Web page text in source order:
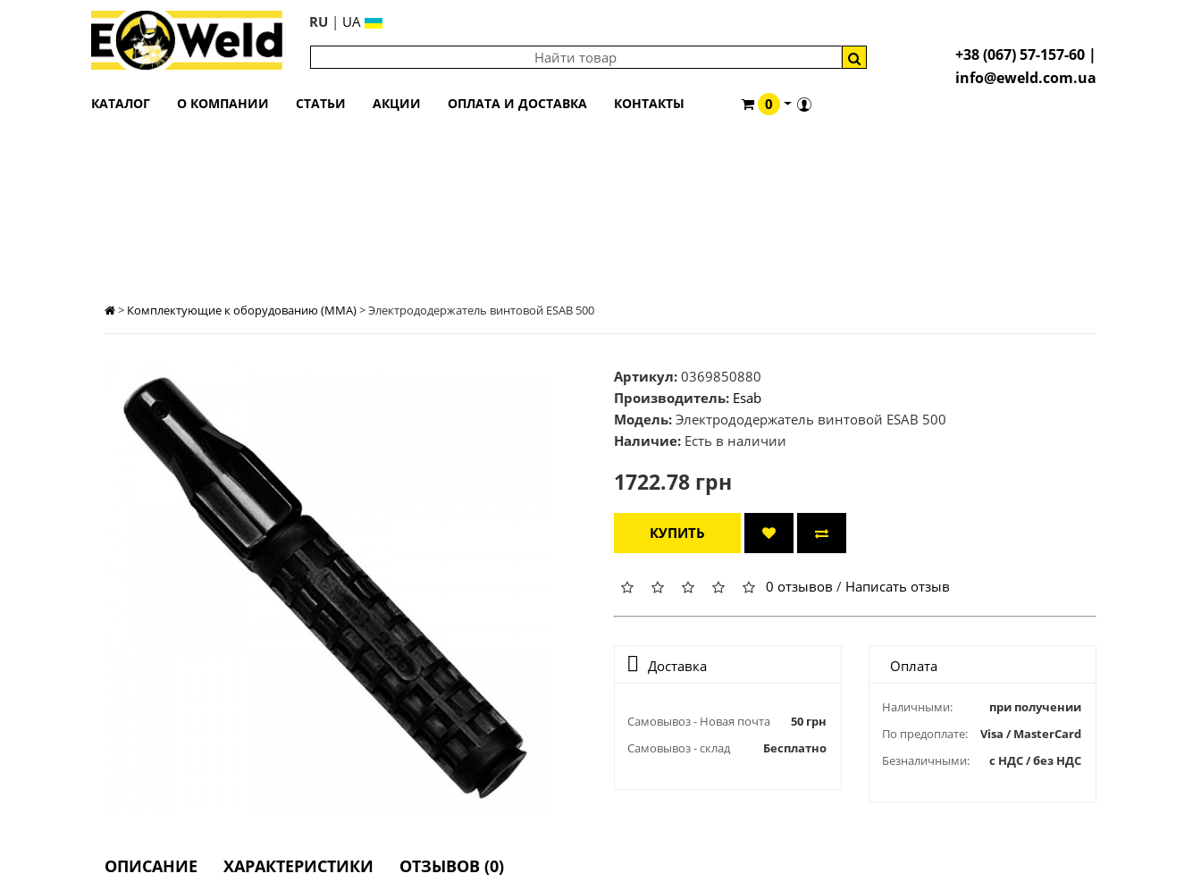
RU | UA
КАТАЛОГ О КОМПАНИИ СТАТЬИ АКЦИИ ОПЛАТА И ДОСТАВКА КОНТАКТЫ 0
+38 (067) 57-157-60 |
info@eweld.com.ua
> Комплектующие к оборудованию (MMA)>Электрододержатель винтовой ESAB 500
Артикул: 0369850880
Производитель: Esab
Модель: Электрододержатель винтовой ESAB 500
Наличие: Есть в наличии
1722.78 грн
КУПИТЬ
0 отзывов / Написать отзыв
Доставка
Самовывоз - Новая почта
50 грн
Самовывоз - склад
Бесплатно
Оплата
Наличными:
при получении
По предоплате:
Visa / MasterCard
Безналичными:
с НДС / без НДС
ОПИСАНИЕ ХАРАКТЕРИСТИКИ ОТЗЫВОВ (0)